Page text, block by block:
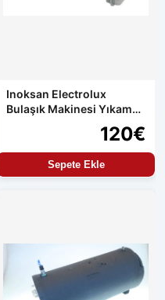
Inoksan Electrolux
Bulaşık Makinesi Yıkama
Hortumu Orijinal Yedek
120€
Sepete Ekle